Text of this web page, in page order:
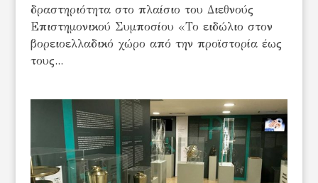
δραστηριότητα στο πλαίσιο του Διεθνούς
Επιστημονικού Συμποσίου «Το ειδώλιο στον
βορειοελλαδικό χώρο από την προϊστορία έως
τους...